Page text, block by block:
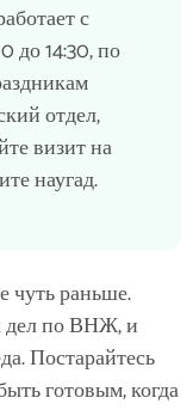
с
до 14:30, по
отдел,
визит на
наугад.
чуть раньше.
дел по ВНЖ, и
Постарайтесь
готовым, когда